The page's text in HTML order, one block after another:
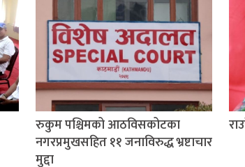
रुकुम पश्चिमको आठविसकोटका
नगरप्रमुखसहित ११ जनाविरुद्ध भ्रष्टाचार
मुद्दा